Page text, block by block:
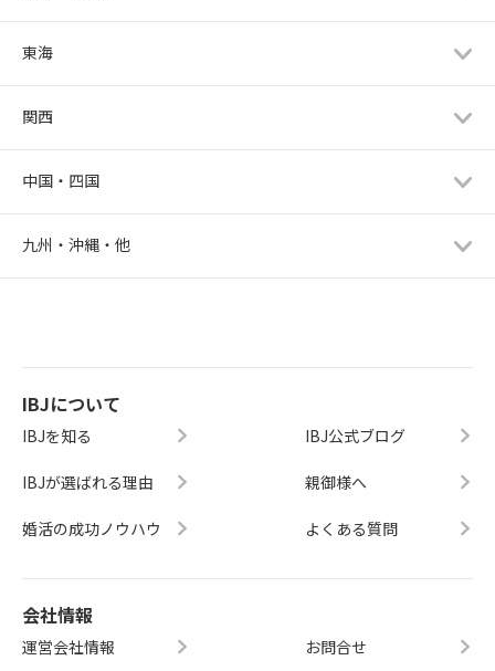
東海
関西
中国・四国
九州・沖縄・他
IBJについて
IBJを知る
IBJが選ばれる理由
婚活の成功ノウハウ
IBJ公式ブログ
親御様へ
よくある質問
会社情報
運営会社情報 お問合せ